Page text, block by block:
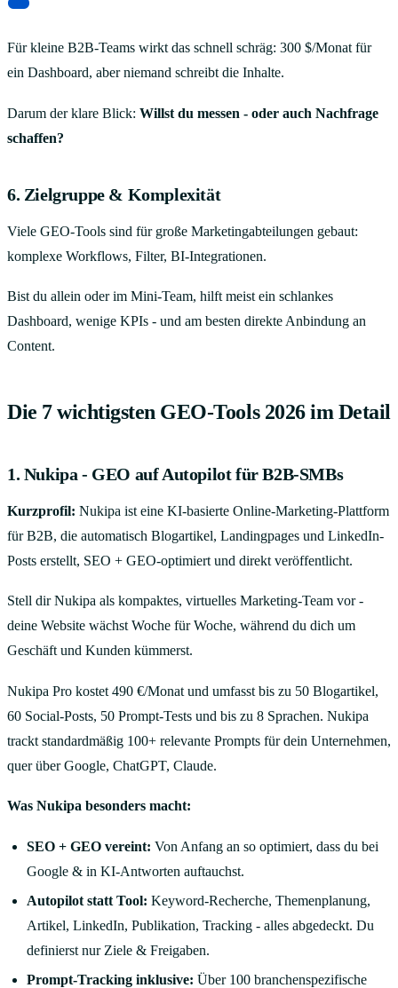
Für kleine B2B-Teams wirkt das schnell schräg: 300 $/Monat für
ein Dashboard, aber niemand schreibt die Inhalte.
Darum der klare Blick: Willst du messen - oder auch Nachfrage
schaffen?
6. Zielgruppe & Komplexität
Viele GEO-Tools sind für große Marketingabteilungen gebaut:
komplexe Workflows, Filter, BI-Integrationen.
Bist du allein oder im Mini-Team, hilft meist ein schlankes
Dashboard, wenige KPIs - und am besten direkte Anbindung an
Content.
Die 7 wichtigsten GEO-Tools 2026 im Detail
1. Nukipa - GEO auf Autopilot für B2B-SMBs
Kurzprofil: Nukipa ist eine KI-basierte Online-Marketing-Plattform
für B2B, die automatisch Blogartikel, Landingpages und LinkedIn-
Posts erstellt, SEO + GEO-optimiert und direkt veröffentlicht.
Stell dir Nukipa als kompaktes, virtuelles Marketing-Team vor -
deine Website wächst Woche für Woche, während du dich um
Geschäft und Kunden kümmerst.
Nukipa Pro kostet 490 €/Monat und umfasst bis zu 50 Blogartikel,
60 Social-Posts, 50 Prompt-Tests und bis zu 8 Sprachen. Nukipa
trackt standardmäßig 100+ relevante Prompts für dein Unternehmen,
quer über Google, ChatGPT, Claude.
Was Nukipa besonders macht:
SEO + GEO vereint: Von Anfang an so optimiert, dass du bei
Google & in KI-Antworten auftauchst.
Autopilot statt Tool: Keyword-Recherche, Themenplanung,
Artikel, LinkedIn, Publikation, Tracking - alles abgedeckt. Du
definierst nur Ziele & Freigaben.
Prompt-Tracking inklusive: Über 100 branchenspezifische